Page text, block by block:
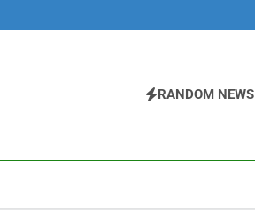
RANDOM NEWS